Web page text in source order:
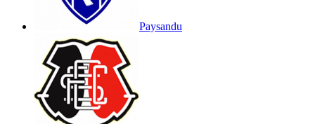
Paysandu